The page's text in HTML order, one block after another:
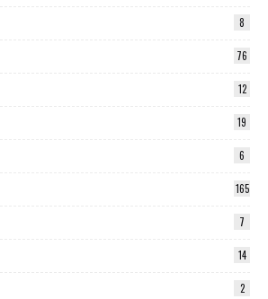
8
76
12
19
6
165
7
14
2